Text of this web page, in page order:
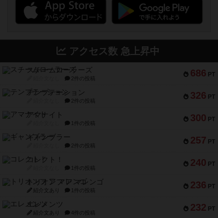
アクセス数 急上昇中
686 PT
スチームローラーズ
2件の投稿
326 PT
テンプテーション
2件の投稿
300 PT
アマナイト
1件の投稿
257 PT
ギャンブラー
2件の投稿
240 PT
コレクト！
1件の投稿
236 PT
トリオンフ ア マレンゴ
紹介文あり 1件の投稿
232 PT
エレメンツ
紹介文あり 4件の投稿